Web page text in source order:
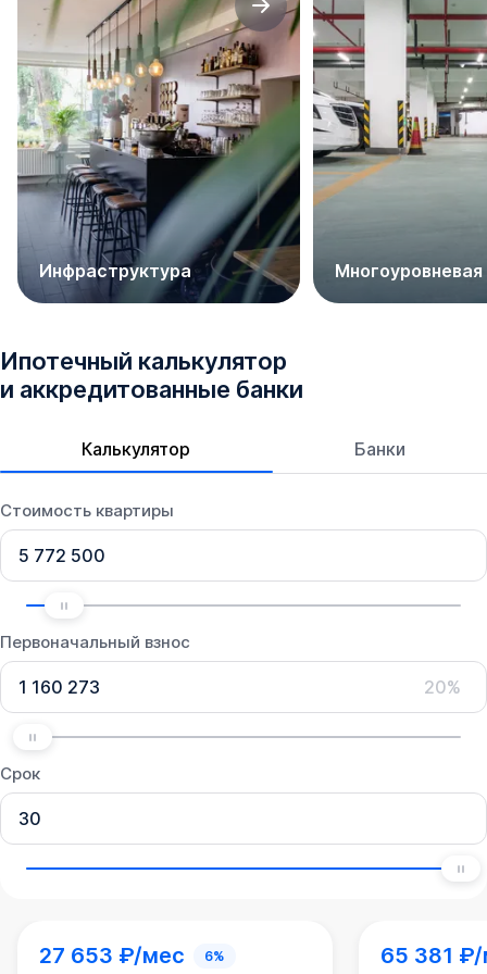
Инфраструктура Многоуровневая
Ипотечный калькулятор
и аккредитованные банки
Калькулятор Банки
Стоимость квартиры
Первоначальный взнос
20%
Срок
27 653 ₽/мес 6% 65 381